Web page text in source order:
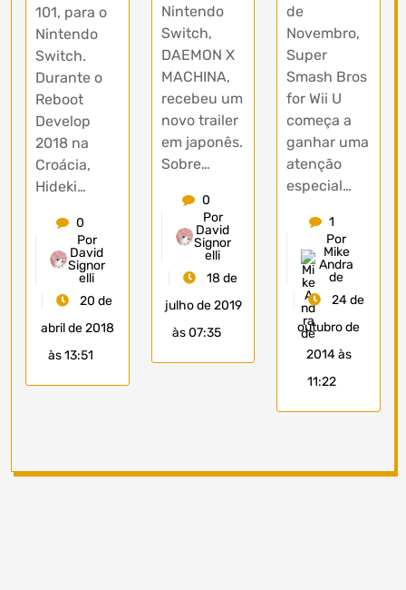
101, para o
Nintendo
Switch.
Durante o
Reboot
Develop
2018 na
Croácia,
Hideki…
0
Por
David
Signor
elli
20 de
abril de 2018
às 13:51
Nintendo
Switch,
DAEMON X
MACHINA,
recebeu um
novo trailer
em japonês.
Sobre…
0
Por
David
Signor
elli
18 de
julho de 2019
às 07:35
de
Novembro,
Super
Smash Bros
for Wii U
começa a
ganhar uma
atenção
especial…
1
Por
Mike
Andra
de
24 de
outubro de
2014 às
11:22